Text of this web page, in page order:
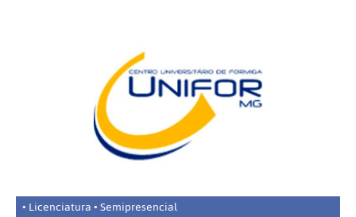
• Licenciatura • Semipresencial